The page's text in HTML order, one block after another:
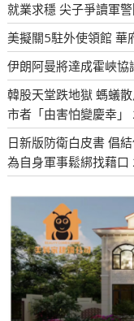
就業求穩 尖子爭讀軍
美擬關5駐外使領館 華
伊朗阿曼將達成霍峽
韓股天堂跌地獄 螞蟻
市者「由害怕變慶幸」
日新版防衛白皮書 倡
為自身軍事鬆綁找藉口